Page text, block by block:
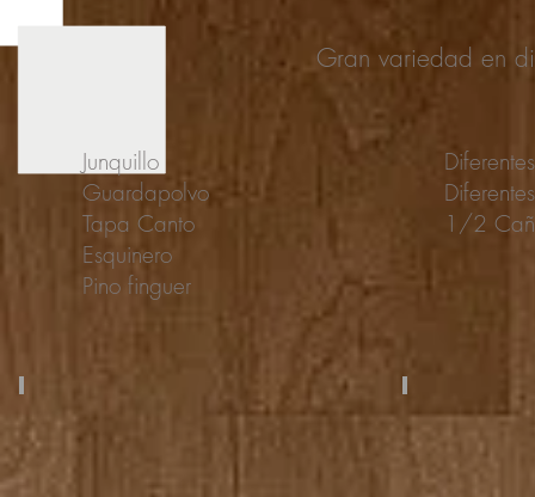
Gran variedad en
Junquillo
Guardapolvo
Tapa Canto
Esquinero
Pino finguer
1/2